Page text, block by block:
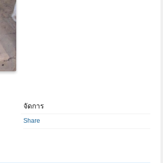
จัดการ
Share